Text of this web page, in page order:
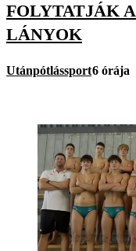
FOLYTATJÁK
LÁNYOK
Utánpótlássport6 órája